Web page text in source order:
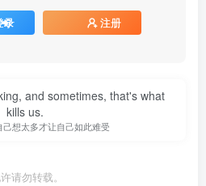
录 注册
and sometimes, that's what
kills us.
想太多才让自己如此难受
请勿转载。